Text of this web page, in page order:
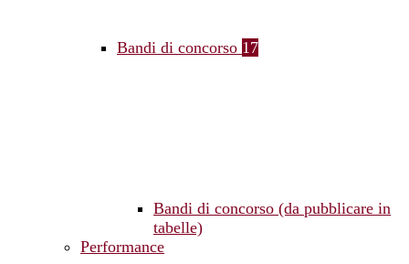
Bandi di concorso 17
Bandi di concorso (da pubblicare in
tabelle)
Performance